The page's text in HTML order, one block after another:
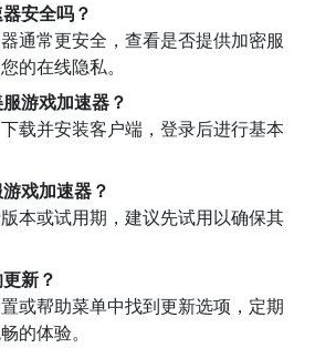
安全吗？
通常更安全，查看是否提供加密服
的在线隐私。
游戏加速器？
载并安装客户端，登录后进行基本
戏加速器？
本或试用期，建议先试用以确保其
新？
或帮助菜单中找到更新选项，定期
的体验。